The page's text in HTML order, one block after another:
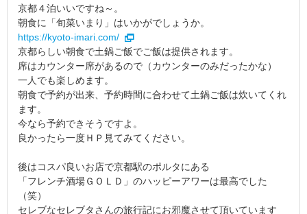
京都４泊いいですね～。
朝食に「旬菜いまり」はいかがでしょうか。
https://kyoto-imari.com/
京都らしい朝食で土鍋ご飯でご飯は提供されます。
席はカウンター席があるので（カウンターのみだったかな）
一人でも楽しめます。
朝食で予約が出来、予約時間に合わせて土鍋ご飯は炊いてくれ
ます。
今なら予約できそうですよ。
良かったら一度ＨＰ見てみてください。
後はコスパ良いお店で京都駅のポルタにある
「フレンチ酒場ＧＯＬＤ」のハッピーアワーは最高でした
（笑）
セレブなセレブタさんの旅行記にお邪魔させて頂いています